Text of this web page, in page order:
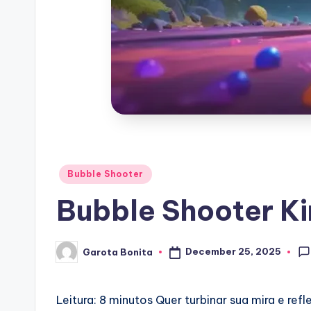
Posted
Bubble Shooter
Bubble Shooter
Posted
by
Garota Bonita December 25, 2025
Leitura: 8 minutos Quer turbinar sua mira e